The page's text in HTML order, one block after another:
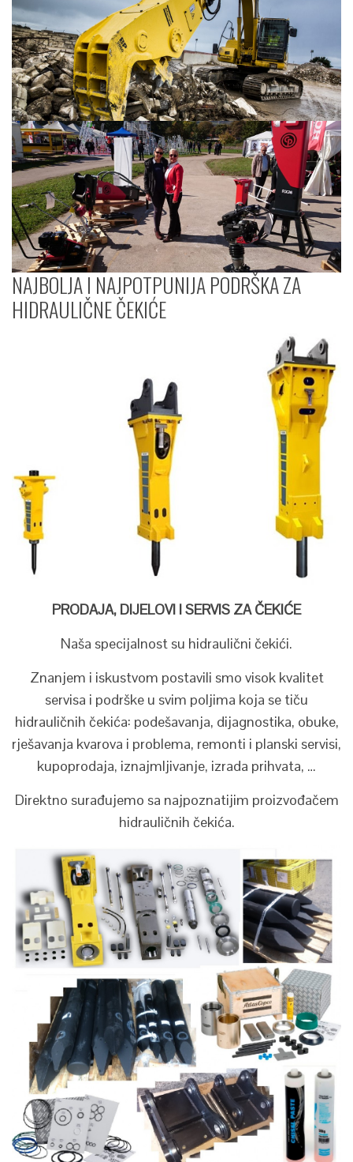
NAJBOLJA I NAJPOTPUNIJA PODRŠKA ZA
HIDRAULIČNE ČEKIĆE
PRODAJA, DIJELOVI I SERVIS ZA ČEKIĆE
Naša specijalnost su hidraulični čekići.
Znanjem i iskustvom postavili smo visok kvalitet
servisa i podrške u svim poljima koja se tiču
hidrauličnih čekića: podešavanja, dijagnostika, obuke,
rješavanja kvarova i problema, remonti i planski servisi,
kupoprodaja, iznajmljivanje, izrada prihvata, …
Direktno surađujemo sa najpoznatijim proizvođačem
hidrauličnih čekića.